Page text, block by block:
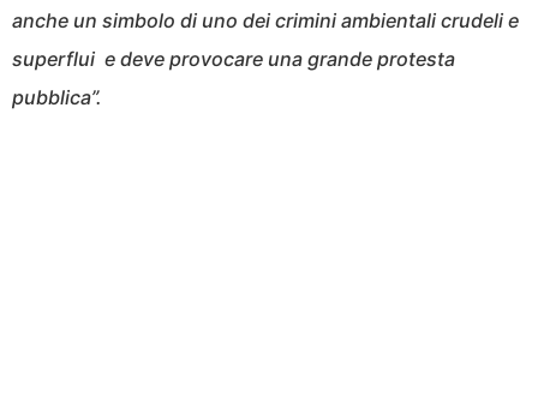
anche un simbolo di uno dei crimini ambientali crudeli e
superflui e deve provocare una grande protesta
pubblica”.